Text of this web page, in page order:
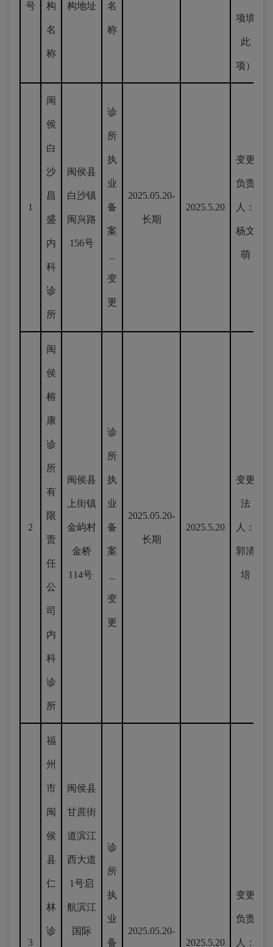
号 构
名
称
构地址 名
称
项填
此
项）
1
闽
侯
白
沙
昌
盛
内
科
诊
所
闽侯县
白沙镇
闽兴路
156号
诊
所
执
业
备
案
变
更
2025.05.20-
长期
2025.5.20
变更
负责
人：
杨文
萌
2
闽
侯
榕
康
诊
所
有
限
责
任
公
司
内
科
诊
所
闽侯县
上街镇
金屿村
金桥
114号
诊
所
执
业
备
案
变
更
2025.05.20-
长期
2025.5.20
变更
法
人：
郭清
培
3
福
州
市
闽
侯
县
仁
林
诊
闽侯县
甘蔗街
道滨江
西大道
1号启
航滨江
国际
诊
所
执
业
备
2025.05.20-
2025.5.20
变更
负责
人：